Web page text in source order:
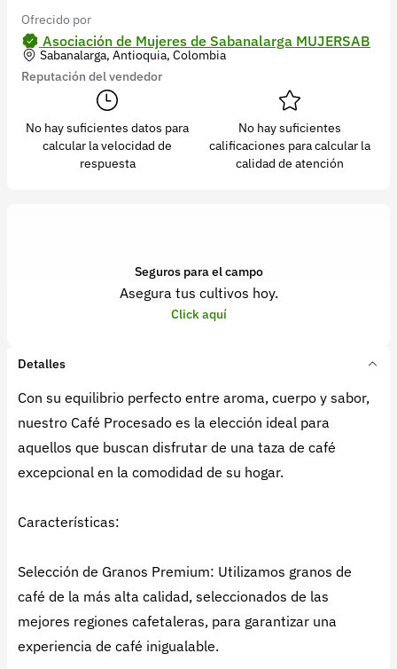
Ofrecido por
Asociación de Mujeres de Sabanalarga MUJERSAB
Sabanalarga, Antioquia, Colombia
Reputación del vendedor
No hay suficientes datos para
calcular la velocidad de
respuesta
No hay suficientes
calificaciones para calcular la
calidad de atención
Seguros para el campo
Asegura tus cultivos hoy.
Click aquí
Detalles
Con su equilibrio perfecto entre aroma, cuerpo y sabor,
nuestro Café Procesado es la elección ideal para
aquellos que buscan disfrutar de una taza de café
excepcional en la comodidad de su hogar.
Características:
Selección de Granos Premium: Utilizamos granos de
café de la más alta calidad, seleccionados de las
mejores regiones cafetaleras, para garantizar una
experiencia de café inigualable.
Versión 5.44.0
Síguenos